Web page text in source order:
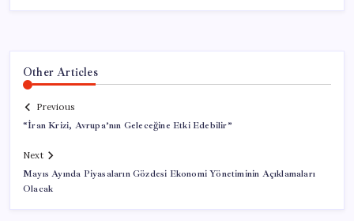
Other Articles
Previous
“İran Krizi, Avrupa’nın Geleceğine Etki Edebilir”
Next
Mayıs Ayında Piyasaların Gözdesi Ekonomi Yönetiminin Açıklamaları
Olacak